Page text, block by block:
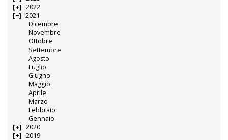
2022
2021
Dicembre
Novembre
Ottobre
Settembre
Agosto
Luglio
Giugno
Maggio
Aprile
Marzo
Febbraio
Gennaio
2020
2019